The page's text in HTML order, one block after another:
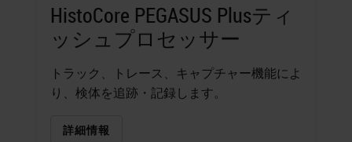
HistoCore PEGASUS Plusティ
ッシュプロセッサー
トラック、トレース、キャプチャー機能によ
り、検体を追跡・記録します。
詳細情報